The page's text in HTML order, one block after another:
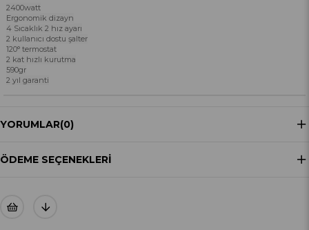
2400watt
Ergonomik dizayn
4 Sıcaklık 2 hız ayarı
2 kullanıcı dostu şalter
120° termostat
2 kat hızlı kurutma
590gr
2 yıl garanti
YORUMLAR(0)
ÖDEME SEÇENEKLERI